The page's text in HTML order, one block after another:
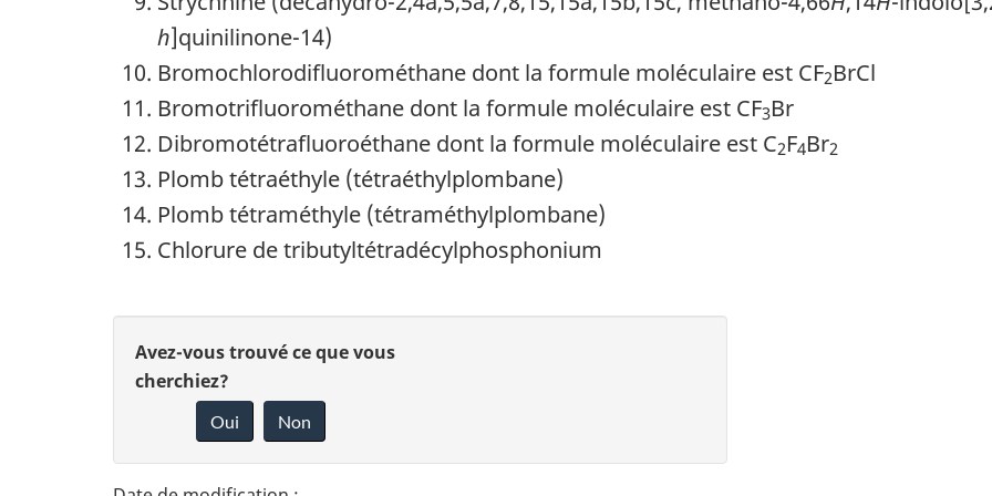
h]quinilinone-14)
Bromochlorodifluorométhane dont la formule moléculaire est CF2BrCl
Bromotrifluorométhane dont la formule moléculaire est CF3Br
Dibromotétrafluoroéthane dont la formule moléculaire est C2F4Br2
Plomb tétraéthyle (tétraéthylplombane)
Plomb tétraméthyle (tétraméthylplombane)
Chlorure de tributyltétradécylphosphonium
D
é
D
Avez-vous trouvé ce que vous
cherchiez?
Oui Non